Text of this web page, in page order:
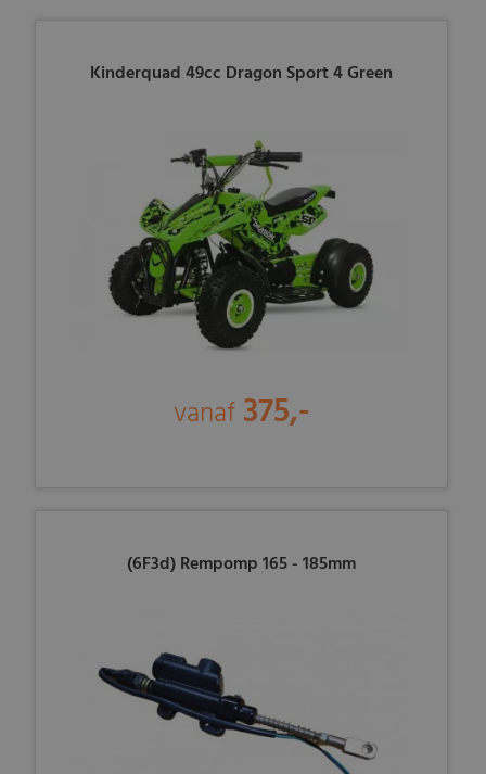
Kinderquad 49cc Dragon Sport 4 Green
vanaf 375,-
(6F3d) Rempomp 165 - 185mm